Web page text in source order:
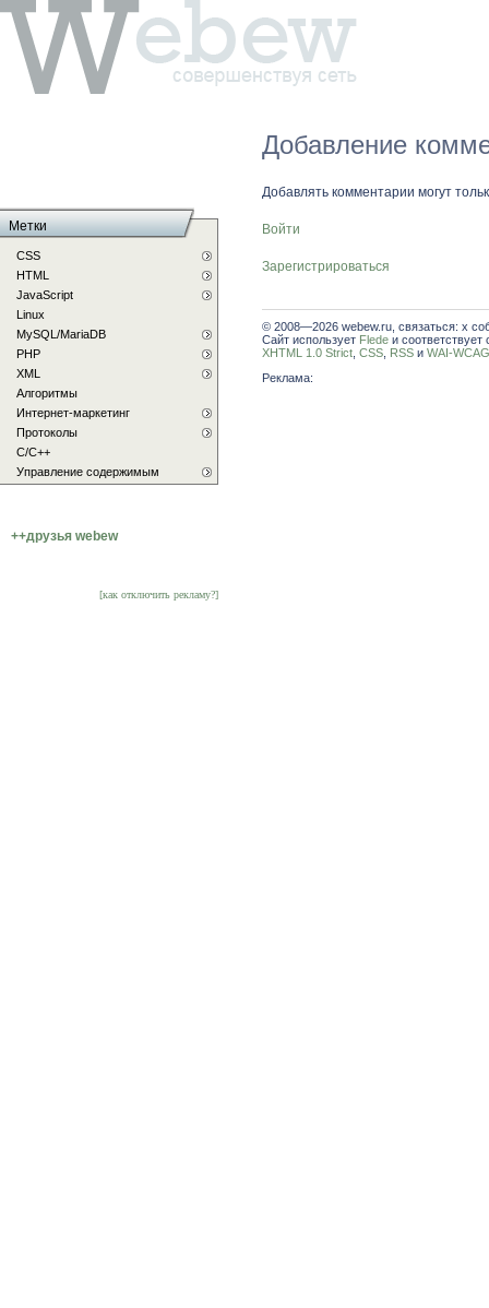
Добавление
Добавлять комментарии могут
Войти
Зарегистрироваться
© 2008—2026 webew.ru, связаться: x
Сайт использует Flede и соответствует
XHTML 1.0 Strict CSS RSS и WAI-
Реклама:
Метки
CSS
HTML
JavaScript
Linux
MySQL/MariaDB
PHP
XML
Алгоритмы
Интернет-маркетинг
Протоколы
С/C++
Управление содержимым
++друзья webew
[как отключить рекламу?]